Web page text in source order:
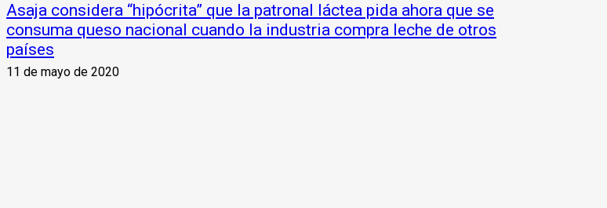
Asaja considera “hipócrita” que la patronal láctea pida ahora que se
consuma queso nacional cuando la industria compra leche de otros
países
11 de mayo de 2020